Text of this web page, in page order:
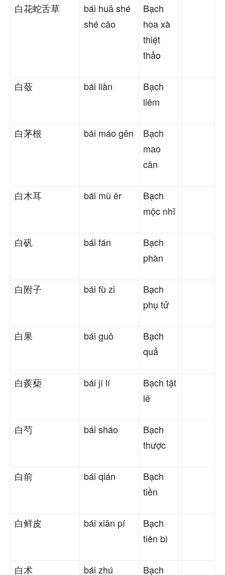
白花蛇舌草
bái huā shé
shé cǎo
Bạch
hoa xà
thiệt
thảo
白蔹 bái liàn
Bạch
liêm
白茅根 bái máo gēn
Bạch
mao
căn
白木耳 bái mù ěr
Bạch
mộc nhĩ
白矾 bái fán
Bạch
phàn
白附子 bái fù zi
Bạch
phụ tử
白果 bái guǒ
Bạch
quả
白蒺蔾 bái jí lí
Bạch tật
lê
白芍 bái sháo
Bạch
thược
白前 bái qián
Bạch
tiền
白鲜皮 bái xiān pí
Bạch
tiên bì
白术 bái zhú Bạch